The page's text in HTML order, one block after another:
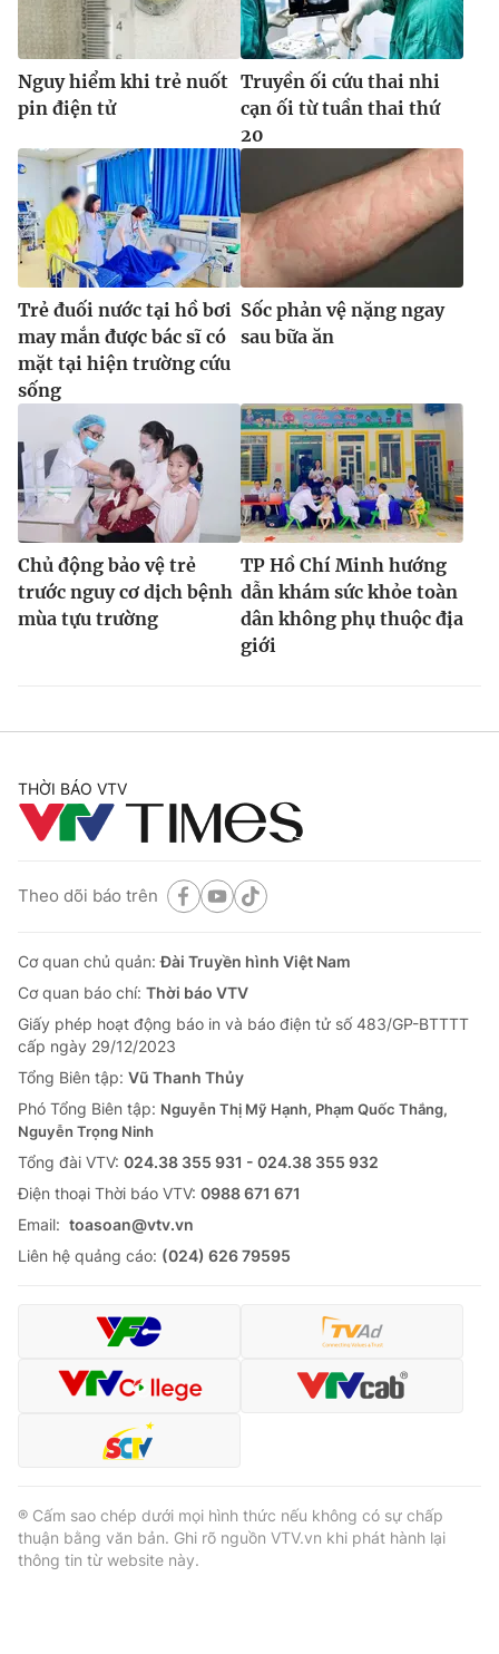
Nguy hiểm khi trẻ nuốt
pin điện tử
Truyền ối cứu thai nhi
cạn ối từ tuần thai thứ
20
Trẻ đuối nước tại hồ bơi
may mắn được bác sĩ có
mặt tại hiện trường cứu
sống
Sốc phản vệ nặng ngay
sau bữa ăn
Chủ động bảo vệ trẻ
trước nguy cơ dịch bệnh
mùa tựu trường
TP Hồ Chí Minh hướng
dẫn khám sức khỏe toàn
dân không phụ thuộc địa
giới
THỜI BÁO VTV
Theo dõi báo trên
Cơ quan chủ quản:Đài Truyền hình Việt Nam
Cơ quan báo chí: Thời báo VTV
Giấy phép hoạt động báo in và báo điện tử số 483/GP-BTTTT
cấp ngày 29/12/2023
Tổng Biên tập: Vũ Thanh Thủy
Phó Tổng Biên tập: Nguyễn Thị Mỹ Hạnh, Phạm Quốc Thắng,
Nguyễn Trọng Ninh
Tổng đài VTV: 024.38 355 931 - 024.38 355 932
Ðiện thoại Thời báo VTV: 0988 671 671
Email: toasoan@vtv.vn
Liên hệ quảng cáo: (024) 626 79595
® Cấm sao chép dưới mọi hình thức nếu không có sự chấp
thuận bằng văn bản. Ghi rõ nguồn VTV.vn khi phát hành lại
thông tin từ website này.